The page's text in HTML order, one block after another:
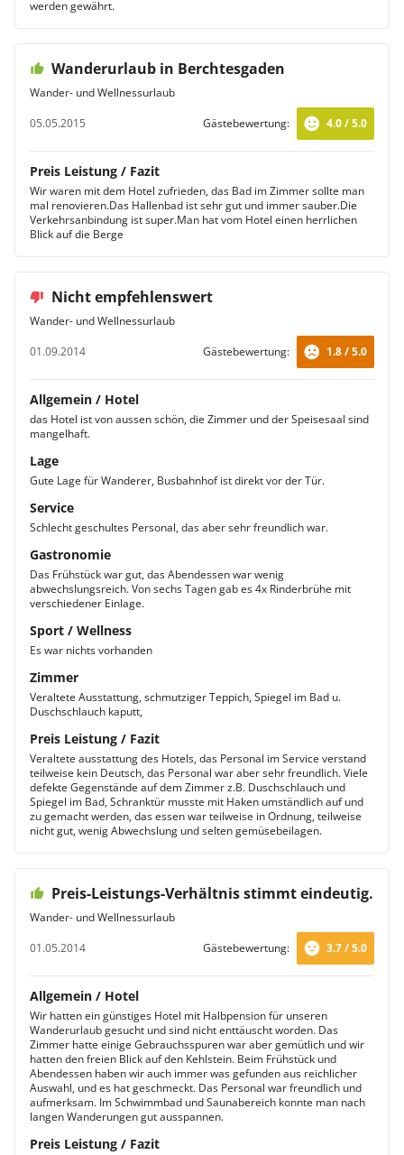
werden gewährt.
Wanderurlaub in Berchtesgaden
Wander- und Wellnessurlaub
05.05.2015
Gästebewertung: 4.0 / 5.0
Preis Leistung / Fazit
Wir waren mit dem Hotel zufrieden, das Bad im Zimmer sollte man
mal renovieren.Das Hallenbad ist sehr gut und immer sauber.Die
Verkehrsanbindung ist super.Man hat vom Hotel einen herrlichen
Blick auf die Berge
Nicht empfehlenswert
Wander- und Wellnessurlaub
01.09.2014
Gästebewertung: 1.8 / 5.0
Allgemein / Hotel
das Hotel ist von aussen schön, die Zimmer und der Speisesaal sind
mangelhaft.
Lage
Gute Lage für Wanderer, Busbahnhof ist direkt vor der Tür.
Service
Schlecht geschultes Personal, das aber sehr freundlich war.
Gastronomie
Das Frühstück war gut, das Abendessen war wenig
abwechslungsreich. Von sechs Tagen gab es 4x Rinderbrühe mit
verschiedener Einlage.
Sport / Wellness
Es war nichts vorhanden
Zimmer
Veraltete Ausstattung, schmutziger Teppich, Spiegel im Bad u.
Duschschlauch kaputt,
Preis Leistung / Fazit
Veraltete ausstattung des Hotels, das Personal im Service verstand
teilweise kein Deutsch, das Personal war aber sehr freundlich. Viele
defekte Gegenstände auf dem Zimmer z.B. Duschschlauch und
Spiegel im Bad, Schranktür musste mit Haken umständlich auf und
zu gemacht werden, das essen war teilweise in Ordnung, teilweise
nicht gut, wenig Abwechslung und selten gemüsebeilagen.
Preis-Leistungs-Verhältnis stimmt eindeutig.
Wander- und Wellnessurlaub
01.05.2014
Gästebewertung: 3.7 / 5.0
Allgemein / Hotel
Wir hatten ein günstiges Hotel mit Halbpension für unseren
Wanderurlaub gesucht und sind nicht enttäuscht worden. Das
Zimmer hatte einige Gebrauchsspuren war aber gemütlich und wir
hatten den freien Blick auf den Kehlstein. Beim Frühstück und
Abendessen haben wir auch immer was gefunden aus reichlicher
Auswahl, und es hat geschmeckt. Das Personal war freundlich und
aufmerksam. Im Schwimmbad und Saunabereich konnte man nach
langen Wanderungen gut ausspannen.
Preis Leistung / Fazit